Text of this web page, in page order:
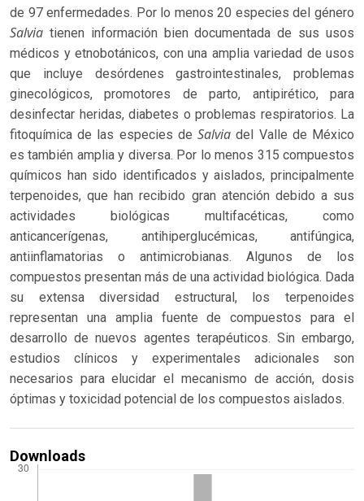
de 97 enfermedades. Por lo menos 20 especies del género
Salvia tienen información bien documentada de sus usos
médicos y etnobotánicos, con una amplia variedad de usos
que incluye desórdenes gastrointestinales, problemas
ginecológicos, promotores de parto, antipirético, para
desinfectar heridas, diabetes o problemas respiratorios. La
fitoquímica de las especies deSalvia del Valle de México
es también amplia y diversa. Por lo menos 315 compuestos
químicos han sido identificados y aislados, principalmente
terpenoides, que han recibido gran atención debido a sus
actividades biológicas multifacéticas, como
anticancerígenas, antihiperglucémicas, antifúngica,
antiinflamatorias o antimicrobianas. Algunos de los
compuestos presentan más de una actividad biológica. Dada
su extensa diversidad estructural, los terpenoides
representan una amplia fuente de compuestos para el
desarrollo de nuevos agentes terapéuticos. Sin embargo,
estudios clínicos y experimentales adicionales son
necesarios para elucidar el mecanismo de acción, dosis
óptimas y toxicidad potencial de los compuestos aislados.
Downloads